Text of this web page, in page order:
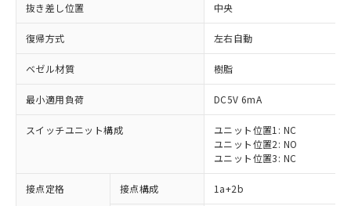
抜き差し位置 中央
復帰方式 左右自動
ベゼル材質 樹脂
最小適用負荷 DC5V 6mA
スイッチユニット構成
ユニット位置1: NC
ユニット位置2: NO
ユニット位置3: NC
接点定格 接点構成 1a+2b